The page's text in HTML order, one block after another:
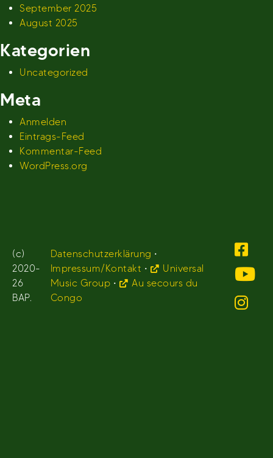
September 2025
August 2025
Kategorien
Uncategorized
Meta
Anmelden
Eintrags-Feed
Kommentar-Feed
WordPress.org
(c)
2020-
26
BAP.
Datenschutzerklärung •
Impressum/Kontakt •
Universal
Music Group •
Au secours du
Congo